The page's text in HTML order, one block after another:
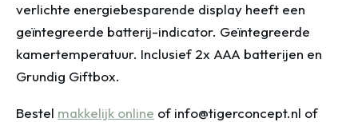
verlichte energiebesparende display heeft een
geïntegreerde batterij-indicator. Geïntegreerde
kamertemperatuur. Inclusief 2x AAA batterijen en
Grundig Giftbox.
Bestel makkelijk online of info@tigerconcept.nl of